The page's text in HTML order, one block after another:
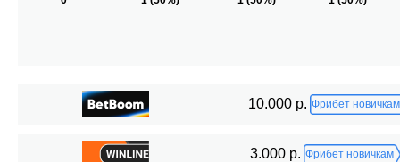
10.000 р. Фрибет новичкам
3.000 р. Фрибет новичкам